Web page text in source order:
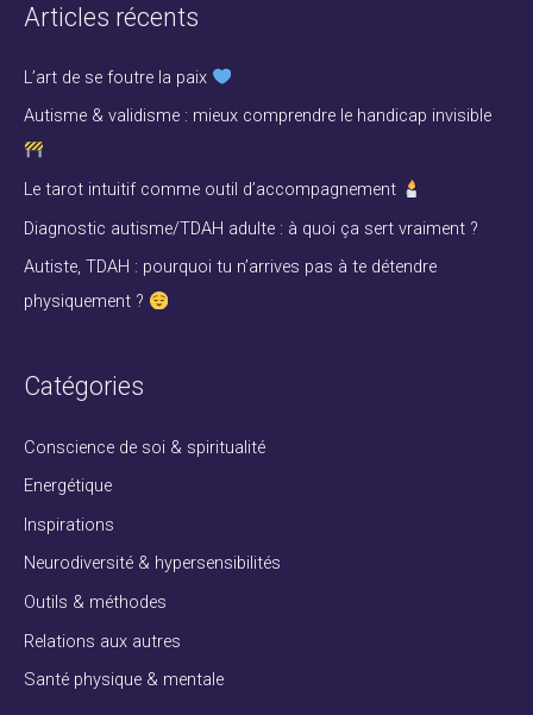
h
h
e
r
:
Articles récents
L’art de se foutre la paix
Autisme & validisme : mieux comprendre le handicap invisible
Le tarot intuitif comme outil d’accompagnement
Diagnostic autisme/TDAH adulte : à quoi ça sert vraiment ?
Autiste, TDAH : pourquoi tu n’arrives pas à te détendre
physiquement ?
Catégories
Conscience de soi & spiritualité
Energétique
Inspirations
Neurodiversité & hypersensibilités
Outils & méthodes
Relations aux autres
Santé physique & mentale